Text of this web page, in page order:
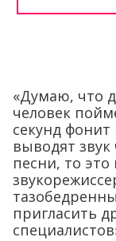
«Думаю, что
человек
секунд
выводят звук
песни, то
пригласить